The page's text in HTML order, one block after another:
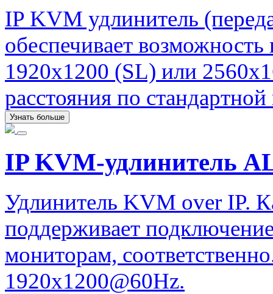
IP KVM удлинитель
обеспечивает
1920х1200 (SL) или
расстояния по
Узнать больше
IP KVM-удлинитель
Удлинитель KVM over IP.
поддерживает
мониторам,
1920x1200@60Hz.